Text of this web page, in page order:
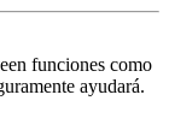
funciones como
ayudará.